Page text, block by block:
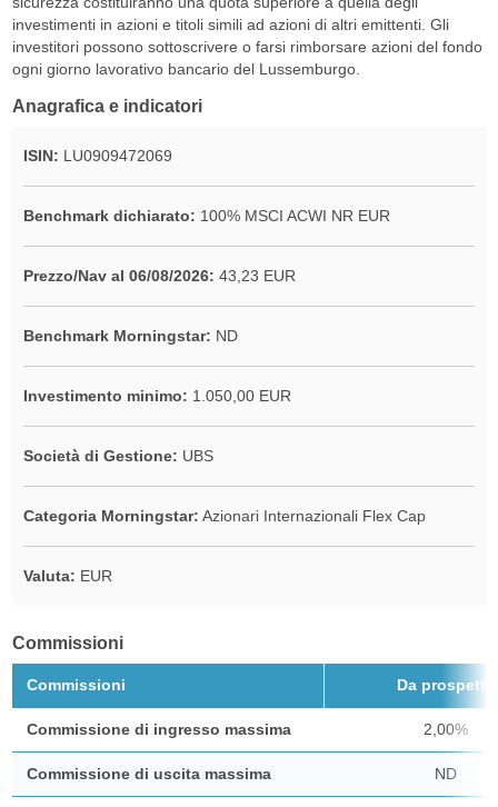
investimenti in azioni e titoli simili ad azioni di altri emittenti. Gli
investitori possono sottoscrivere o farsi rimborsare azioni del fondo
ogni giorno lavorativo bancario del Lussemburgo.
Anagrafica e indicatori
ISIN: LU0909472069
Benchmark dichiarato: 100% MSCI ACWI NR EUR
Prezzo/Nav al 06/08/2026: 43,23 EUR
Benchmark Morningstar: ND
Investimento minimo: 1.050,00 EUR
Società di Gestione: UBS
Categoria Morningstar: Azionari Internazionali Flex Cap
Valuta: EUR
Commissioni
Commissioni Da prospetto
Commissione di ingresso massima 2,00%
Commissione di uscita massima ND